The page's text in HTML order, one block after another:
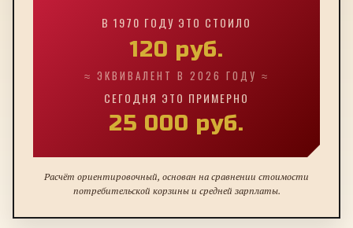
В 1970 ГОДУ ЭТО СТОИЛО
120 руб.
≈ ЭКВИВАЛЕНТ В 2026 ГОДУ ≈
СЕГОДНЯ ЭТО ПРИМЕРНО
25 000 руб.
Расчёт ориентировочный, основан на сравнении стоимости
потребительской корзины и средней зарплаты.